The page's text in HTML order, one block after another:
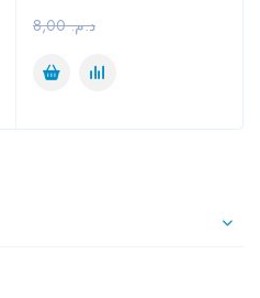
د.م.8,00